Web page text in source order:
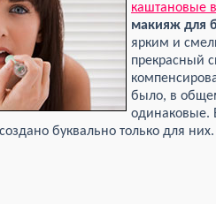
каштановые
макияж для
ярким и
прекрасный
было, в
одинаковые.
создано буквально только для